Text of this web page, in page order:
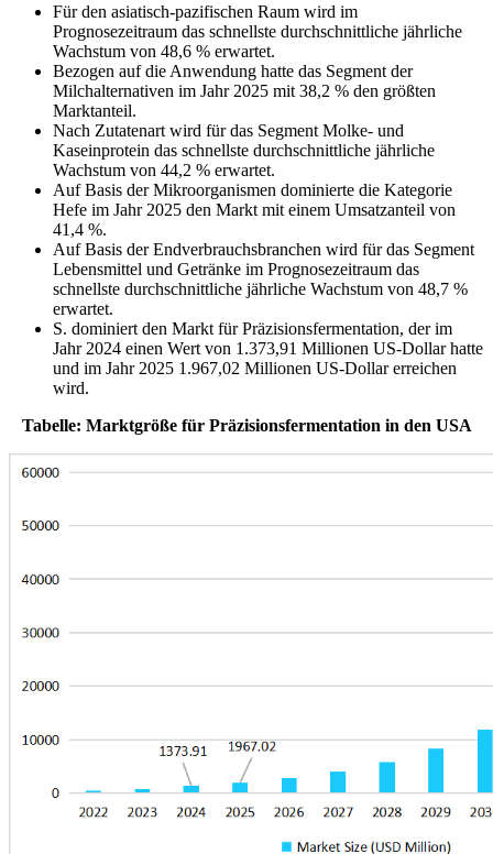
Für den asiatisch-pazifischen Raum wird im
Prognosezeitraum das schnellste durchschnittliche jährliche
Wachstum von 48,6 % erwartet.
Bezogen auf die Anwendung hatte das Segment der
Milchalternativen im Jahr 2025 mit 38,2 % den größten
Marktanteil.
Nach Zutatenart wird für das Segment Molke- und
Kaseinprotein das schnellste durchschnittliche jährliche
Wachstum von 44,2 % erwartet.
Auf Basis der Mikroorganismen dominierte die Kategorie
Hefe im Jahr 2025 den Markt mit einem Umsatzanteil von
41,4 %.
Auf Basis der Endverbrauchsbranchen wird für das Segment
Lebensmittel und Getränke im Prognosezeitraum das
schnellste durchschnittliche jährliche Wachstum von 48,7 %
erwartet.
S. dominiert den Markt für Präzisionsfermentation, der im
Jahr 2024 einen Wert von 1.373,91 Millionen US-Dollar hatte
und im Jahr 2025 1.967,02 Millionen US-Dollar erreichen
wird.
Tabelle: Marktgröße für Präzisionsfermentation in den USA